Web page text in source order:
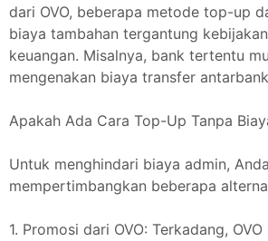
dari OVO, beberapa metode top-up
biaya tambahan tergantung
keuangan. Misalnya, bank tertentu
mengenakan biaya transfer
Apakah Ada Cara Top-Up Tanpa
Untuk menghindari biaya admin,
mempertimbangkan beberapa
1. Promosi dari OVO: Terkadang,